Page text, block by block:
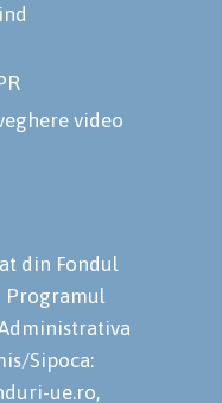
video
din Fondul
Programul
Sipoca:
ue.ro,